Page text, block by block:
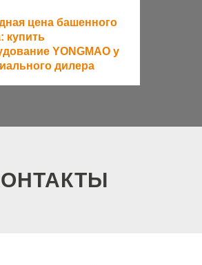
цена башенного
купить
YONGMAO у
дилера